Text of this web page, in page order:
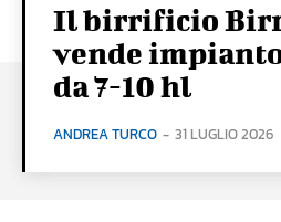
Il birrificio
vende
da 7-10 hl
ANDREA TURCO - 31 LUGLIO 2026